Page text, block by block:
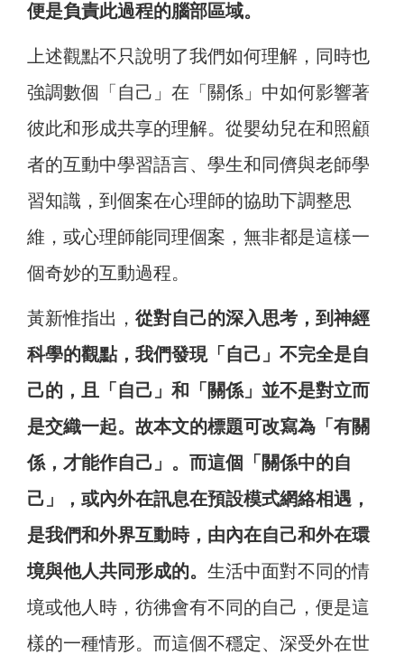
便是負責此過程的腦部區域。
上述觀點不只說明了我們如何理解，同時也
強調數個「自己」在「關係」中如何影響著
彼此和形成共享的理解。從嬰幼兒在和照顧
者的互動中學習語言、學生和同儕與老師學
習知識，到個案在心理師的協助下調整思
維，或心理師能同理個案，無非都是這樣一
個奇妙的互動過程。
黃新惟指出， 從對自己的深入思考，到神經
科學的觀點，我們發現「自己」不完全是自
己的，且「自己」和「關係」並不是對立而
是交織一起。故本文的標題可改寫為「有關
係，才能作自己」。而這個「關係中的自
己」，或內外在訊息在預設模式網絡相遇，
是我們和外界互動時，由內在自己和外在環
境與他人共同形成的。 生活中面對不同的情
境或他人時，彷彿會有不同的自己，便是這
樣的一種情形。而這個不穩定、深受外在世